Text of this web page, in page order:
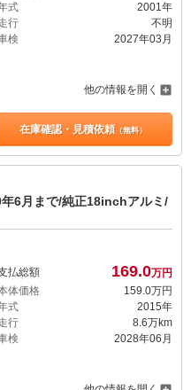
式
2001年
行
不明
検
2027年03月
他の情報を開く
在庫確認・見積依頼（無料）
6月まで/純正18inchアルミ/
払総額 169.0万円
体価格
159. 0万円
式
2015年
行
8.6万km
検
2028年06月